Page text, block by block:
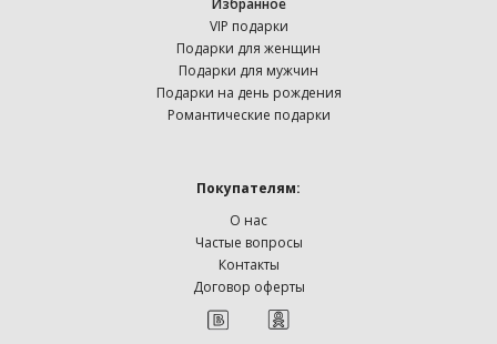
VIP подарки
Подарки для женщин
Подарки для мужчин
Подарки на день рождения
Романтические подарки
Покупателям:
О нас
Частые вопросы
Контакты
Договор оферты